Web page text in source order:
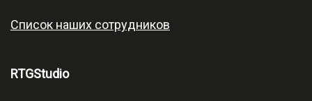
Список наших сотрудников
RTGStudio